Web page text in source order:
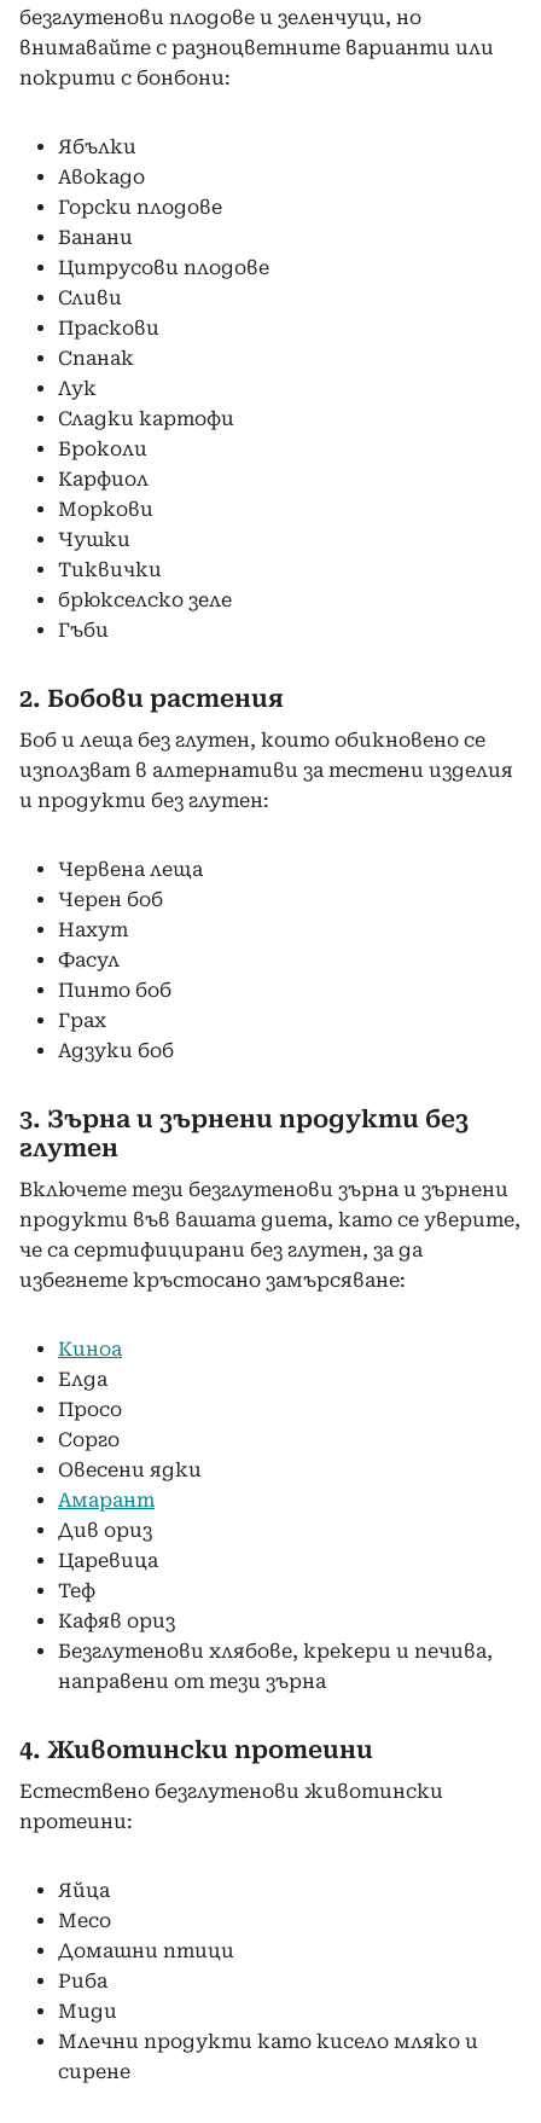
безглутенови плодове и зеленчуци, но
внимавайте с разноцветните варианти или
покрити с бонбони:
Ябълки
Авокадо
Горски плодове
Банани
Цитрусови плодове
Сливи
Праскови
Спанак
Лук
Сладки картофи
Броколи
Карфиол
Моркови
Чушки
Тиквички
брюкселско зеле
Гъби
2. Бобови растения
Боб и леща без глутен, които обикновено се
използват в алтернативи за тестени изделия
и продукти без глутен:
Червена леща
Черен боб
Нахут
Фасул
Пинто боб
Грах
Адзуки боб
3. Зърна и зърнени продукти без
глутен
Включете тези безглутенови зърна и зърнени
продукти във вашата диета, като се уверите,
че са сертифицирани без глутен, за да
избегнете кръстосано замърсяване:
Киноа
Елда
Просо
Сорго
Овесени ядки
Амарант
Див ориз
Царевица
Теф
Кафяв ориз
Безглутенови хлябове, крекери и печива,
направени от тези зърна
4. Животински протеини
Естествено безглутенови животински
протеини:
Яйца
Месо
Домашни птици
Риба
Миди
Млечни продукти като кисело мляко и
сирене